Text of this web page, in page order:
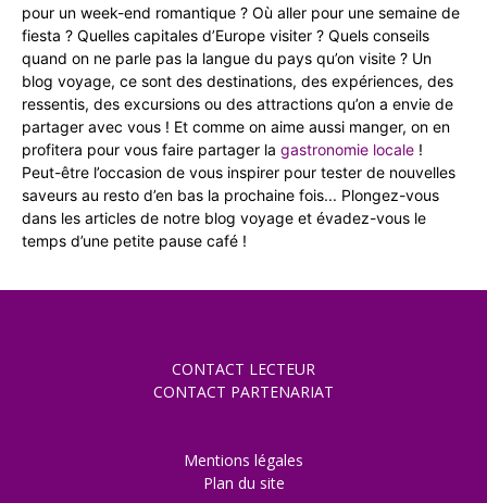
pour un week-end romantique ? Où aller pour une semaine de
fiesta ? Quelles capitales d’Europe visiter ? Quels conseils
quand on ne parle pas la langue du pays qu’on visite ? Un
blog voyage, ce sont des destinations, des expériences, des
ressentis, des excursions ou des attractions qu’on a envie de
partager avec vous ! Et comme on aime aussi manger, on en
profitera pour vous faire partager la gastronomie locale !
Peut-être l’occasion de vous inspirer pour tester de nouvelles
saveurs au resto d’en bas la prochaine fois... Plongez-vous
dans les articles de notre blog voyage et évadez-vous le
temps d’une petite pause café !
CONTACT LECTEUR
CONTACT PARTENARIAT
Mentions légales
Plan du site